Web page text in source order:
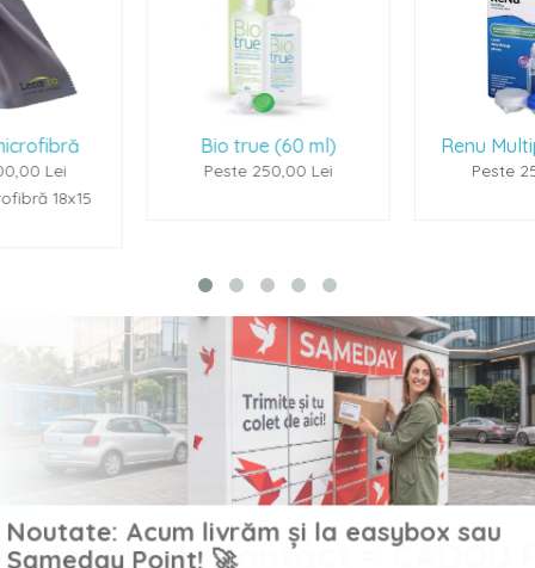
Bio true (60 ml)
Peste 250,00 Lei
Renu Multiplus (60ml)
Peste 250,00 Lei
Noutate: Acum livrăm și la easybox sau
Sameday Point! 🚀